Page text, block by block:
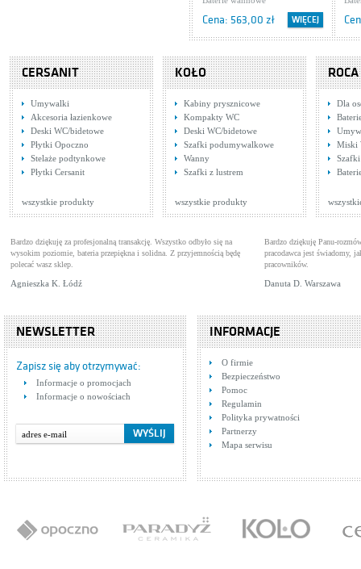
Tres Lex 1.81.103
Baterie umywalkowe
Tres Cuadro
5.06.103.03.DA
Baterie umywalkowe
Cena: 563,00 zł WIĘCEJ
Tres Cuadro
Cena: 842,00 zł WIĘCEJ
607175
Baterie natryskowe
Cena: 3 361,00 zł
Tres Lex 1.81.103
CERSANIT
Umywalki
Akcesoria łazienkowe
Deski WC/bidetowe
Płytki Opoczno
Stelaże podtynkowe
Płytki Cersanit
wszystkie produkty
KOŁO
Kabiny prysznicowe
Kompakty WC
Deski WC/bidetowe
Szafki podumywalkowe
Wanny
Szafki z lustrem
wszystkie produkty
ROCA
Dla
Miski
Bardzo dziękuję za profesjonalną transakcję. Wszystko odbyło się na
wysokim poziomie, bateria przepiękna i solidna. Z przyjemnością będę
polecać wasz sklep.
Agnieszka K. Łódź
Bardzo dziękuję Panu-
pracodawca jest świadomy,
pracowników.
Danuta D. Warszawa
NEWSLETTER
Zapisz się aby otrzymywać:
Informacje o promocjach
Informacje o nowościach
INFORMACJE
O firmie
Bezpieczeństwo
Pomoc
Regulamin
Polityka prywatności
Partnerzy
Mapa serwisu